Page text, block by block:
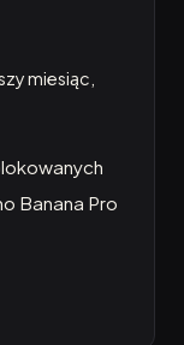
miesiąc,
Banana Pro